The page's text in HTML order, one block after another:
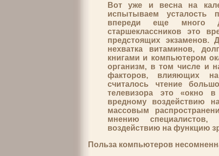
Вот уже и весна на
испытываем усталость
впереди еще много
старшеклассников это
предстоящих экзаменов.
нехватка витаминов,
книгами и компьютером
организм, в том числе и
факторов, влияющих
считалось чтение
телевизора это «окно
вредному воздействию
массовым
мнению
воздействию на функцию
Польза компьютеров